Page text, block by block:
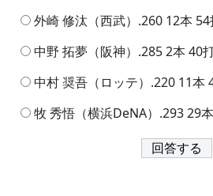
外崎 修汰（西武）.260 12本 54
中野 拓夢（阪神）.285 2本 40
中村 奨吾（ロッテ）.220 11本
牧 秀悟（横浜DeNA）.293 29